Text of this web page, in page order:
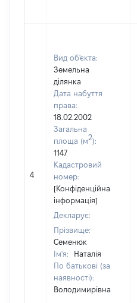
4
Вид об'єкта:
Земельна
ділянка
Дата набуття
права:
18.02.2002
Загальна
площа (м2):
1147
Кадастровий
номер:
[Конфіденційна
інформація]
Декларує:
Прізвище:
Семенюк
Ім'я:
Наталія
По батькові (за
наявності):
Володимирівна